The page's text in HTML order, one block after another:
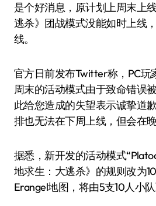
是个好消息，原计划上周末上
逃杀》团战模式没能如时上线
线。
官方日前发布Twitter称，PC玩
周末的活动模式由于致命错误
此给您造成的失望表示诚挚道
排也无法在下周上线，但会在晚
据悉，新开发的活动模式
地求生：大逃杀》的规则改为
Erangel地图，将由5支10人小队